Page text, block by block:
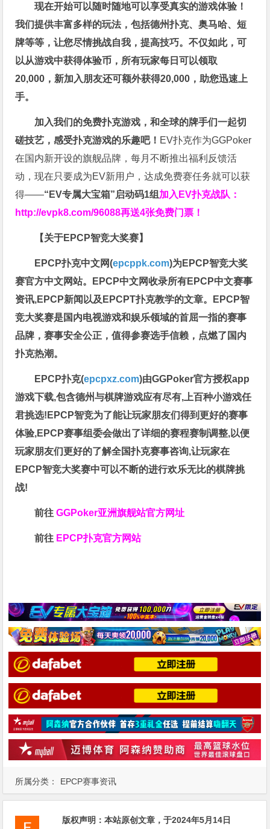
所属分类： EPCP赛事资讯
现在开始可以随时随地可以享受真实的游戏体验！
我们提供丰富多样的玩法，包括德州扑克、奥马哈、短
牌等等，让您尽情挑战自我，提高技巧。不仅如此，可
以从游戏中获得体验币，所有玩家每日可以领取
20,000，新加入朋友还可额外获得20,000，助您迅速上
手。
加入我们的免费扑克游戏，和全球的牌手们一起切
磋技艺，感受扑克游戏的乐趣吧！ EV扑克作为GGPoker
在国内新开设的旗舰品牌，每月不断推出福利反馈活
动，现在只要成为EV新用户，达成免费赛任务就可以获
得——“EV专属大宝箱”启动码1组 加入EV扑克战队：
http://evpk8.com/96088再送4张免费门票！
【关于EPCP智竞大奖赛】
EPCP扑克中文网(epcppk.com)为EPCP智竞大奖
赛官方中文网站。EPCP中文网收录所有EPCP中文赛事
资讯,EPCP新闻以及EPCPT扑克教学的文章。EPCP智
竞大奖赛是国内电视游戏和娱乐领域的首屈一指的赛事
品牌，赛事安全公正，值得参赛选手信赖，点燃了国内
扑克热潮。
EPCP扑克(epcpxz.com)由GGPoker官方授权app
游戏下载,包含德州与棋牌游戏应有尽有,上百种小游戏任
君挑选!EPCP智竞为了能让玩家朋友们得到更好的赛事
体验,EPCP赛事组委会做出了详细的赛程赛制调整,以便
玩家朋友们更好的了解全国扑克赛事咨询,让玩家在
EPCP智竞大奖赛中可以不断的进行欢乐无比的棋牌挑
战!
前往GGPoker亚洲旗舰站官方网址
前往 EPCP扑克官方网站
版权声明：本站原创文章，于2024年5月14日